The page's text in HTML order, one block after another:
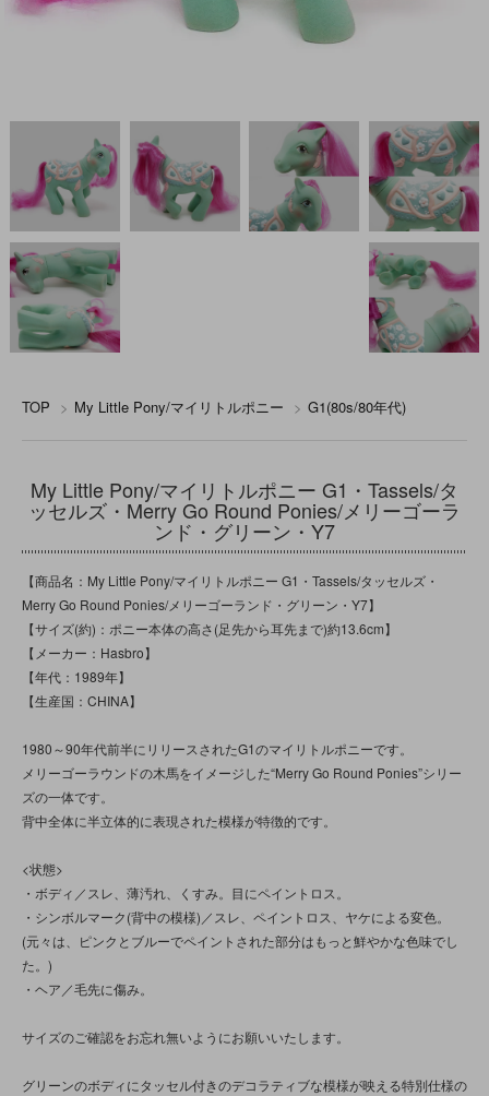
TOP > My Little Pony/マイリトルポニー > G1(80s/80年代)
My Little Pony/マイリトルポニー G1・Tassels/タ
ッセルズ・Merry Go Round Ponies/メリーゴーラ
ンド・グリーン・Y7
【商品名：My Little Pony/マイリトルポニー G1・Tassels/タッセルズ・
Merry Go Round Ponies/メリーゴーランド・グリーン・Y7】
【サイズ(約)：ポニー本体の高さ(足先から耳先まで)約13.6cm】
【メーカー：Hasbro】
【年代：1989年】
【生産国：CHINA】
1980～90年代前半にリリースされたG1のマイリトルポニーです。
メリーゴーラウンドの木馬をイメージした“Merry Go Round Ponies”シリー
ズの一体です。
背中全体に半立体的に表現された模様が特徴的です。
<状態>
・ボディ／スレ、薄汚れ、くすみ。目にペイントロス。
・シンボルマーク(背中の模様)／スレ、ペイントロス、ヤケによる変色。
(元々は、ピンクとブルーでペイントされた部分はもっと鮮やかな色味でし
た。)
・ヘア／毛先に傷み。
サイズのご確認をお忘れ無いようにお願いいたします。
グリーンのボディにタッセル付きのデコラティブな模様が映える特別仕様の